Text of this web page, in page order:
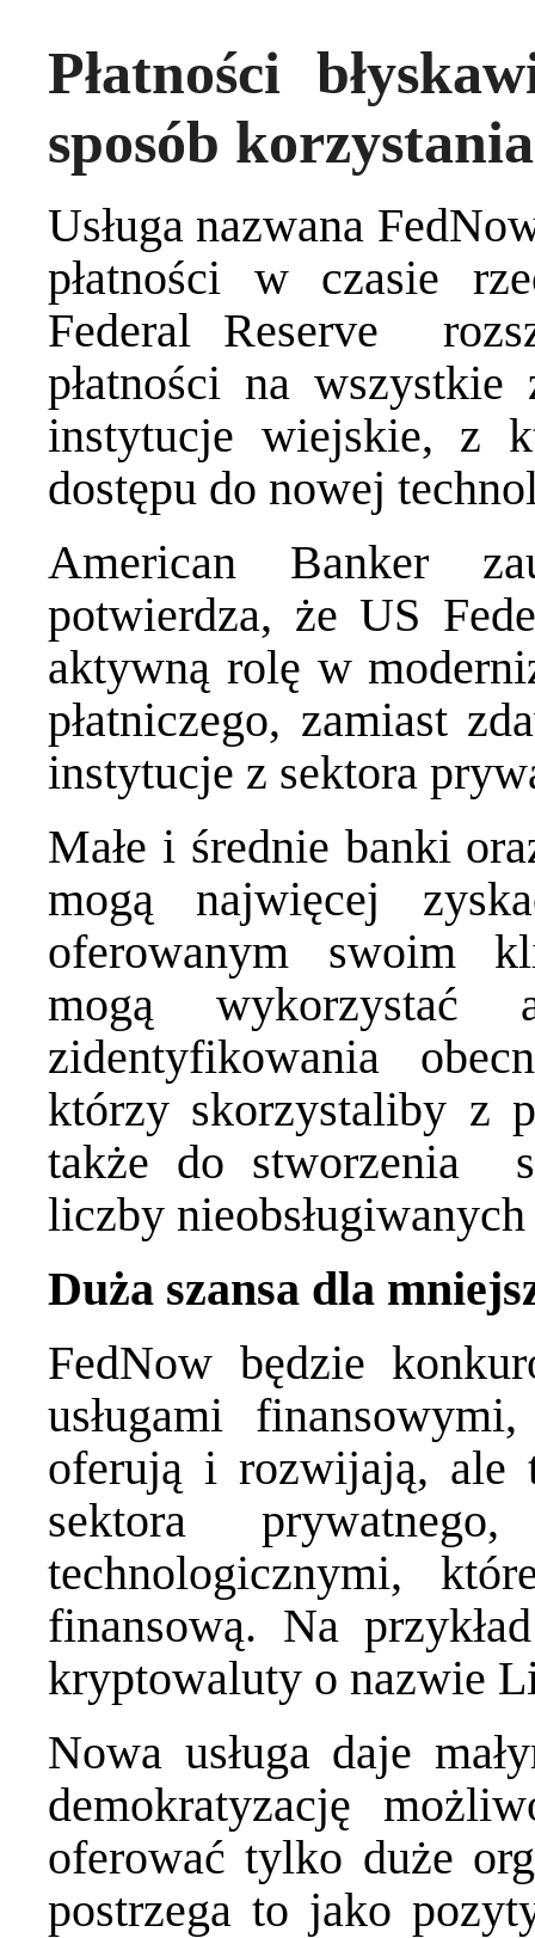
Płatności
sposób
Usługa nazwana
płatności w czasie
Federal Reserve
płatności na
instytucje wiejskie, z
dostępu do nowej
American Banker
potwierdza, że US
aktywną rolę w
płatniczego, zamiast
instytucje z sektora
Małe i średnie banki
mogą najwięcej
oferowanym swoim
mogą wykorzystać
zidentyfikowania
którzy skorzystaliby z
także do stworzenia
liczby
Duża szansa dla
FedNow będzie
usługami
oferują i rozwijają, ale
sektora
technologicznymi,
finansową. Na
kryptowaluty o nazwie
Nowa usługa daje
demokratyzację
oferować tylko duże
postrzega to jako